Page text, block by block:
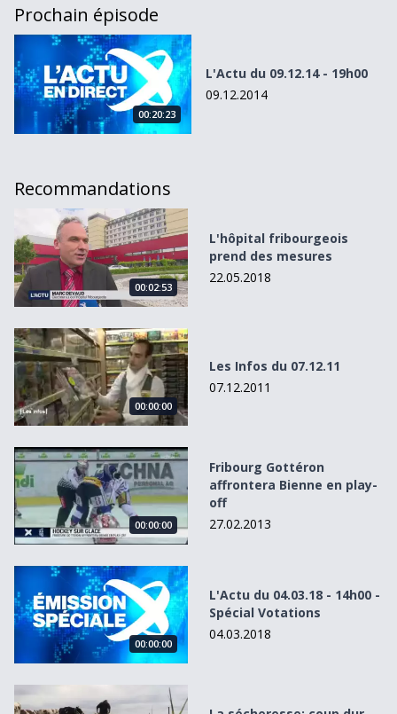
Prochain épisode
L&#039;Actu du 09.12.14 - 19h00
00:20:23
L'Actu du 09.12.14 - 19h00
09.12.2014
Recommandations
L&#039;hôpital fribourgeois prend des mesures
00:02:53
L'hôpital fribourgeois
prend des mesures
22.05.2018
Les Infos du 07.12.11
00:00:00
Les Infos du 07.12.11
07.12.2011
Fribourg Gottéron affrontera Bienne en play-off
00:00:00
Fribourg Gottéron
affrontera Bienne en play-
off
27.02.2013
L&#039;Actu du 04.03.18 - 14h00 - Spécial Votations
00:00:00
L'Actu du 04.03.18 - 14h00 -
Spécial Votations
04.03.2018
La sécheresse: coup dur pour les agriculteurs